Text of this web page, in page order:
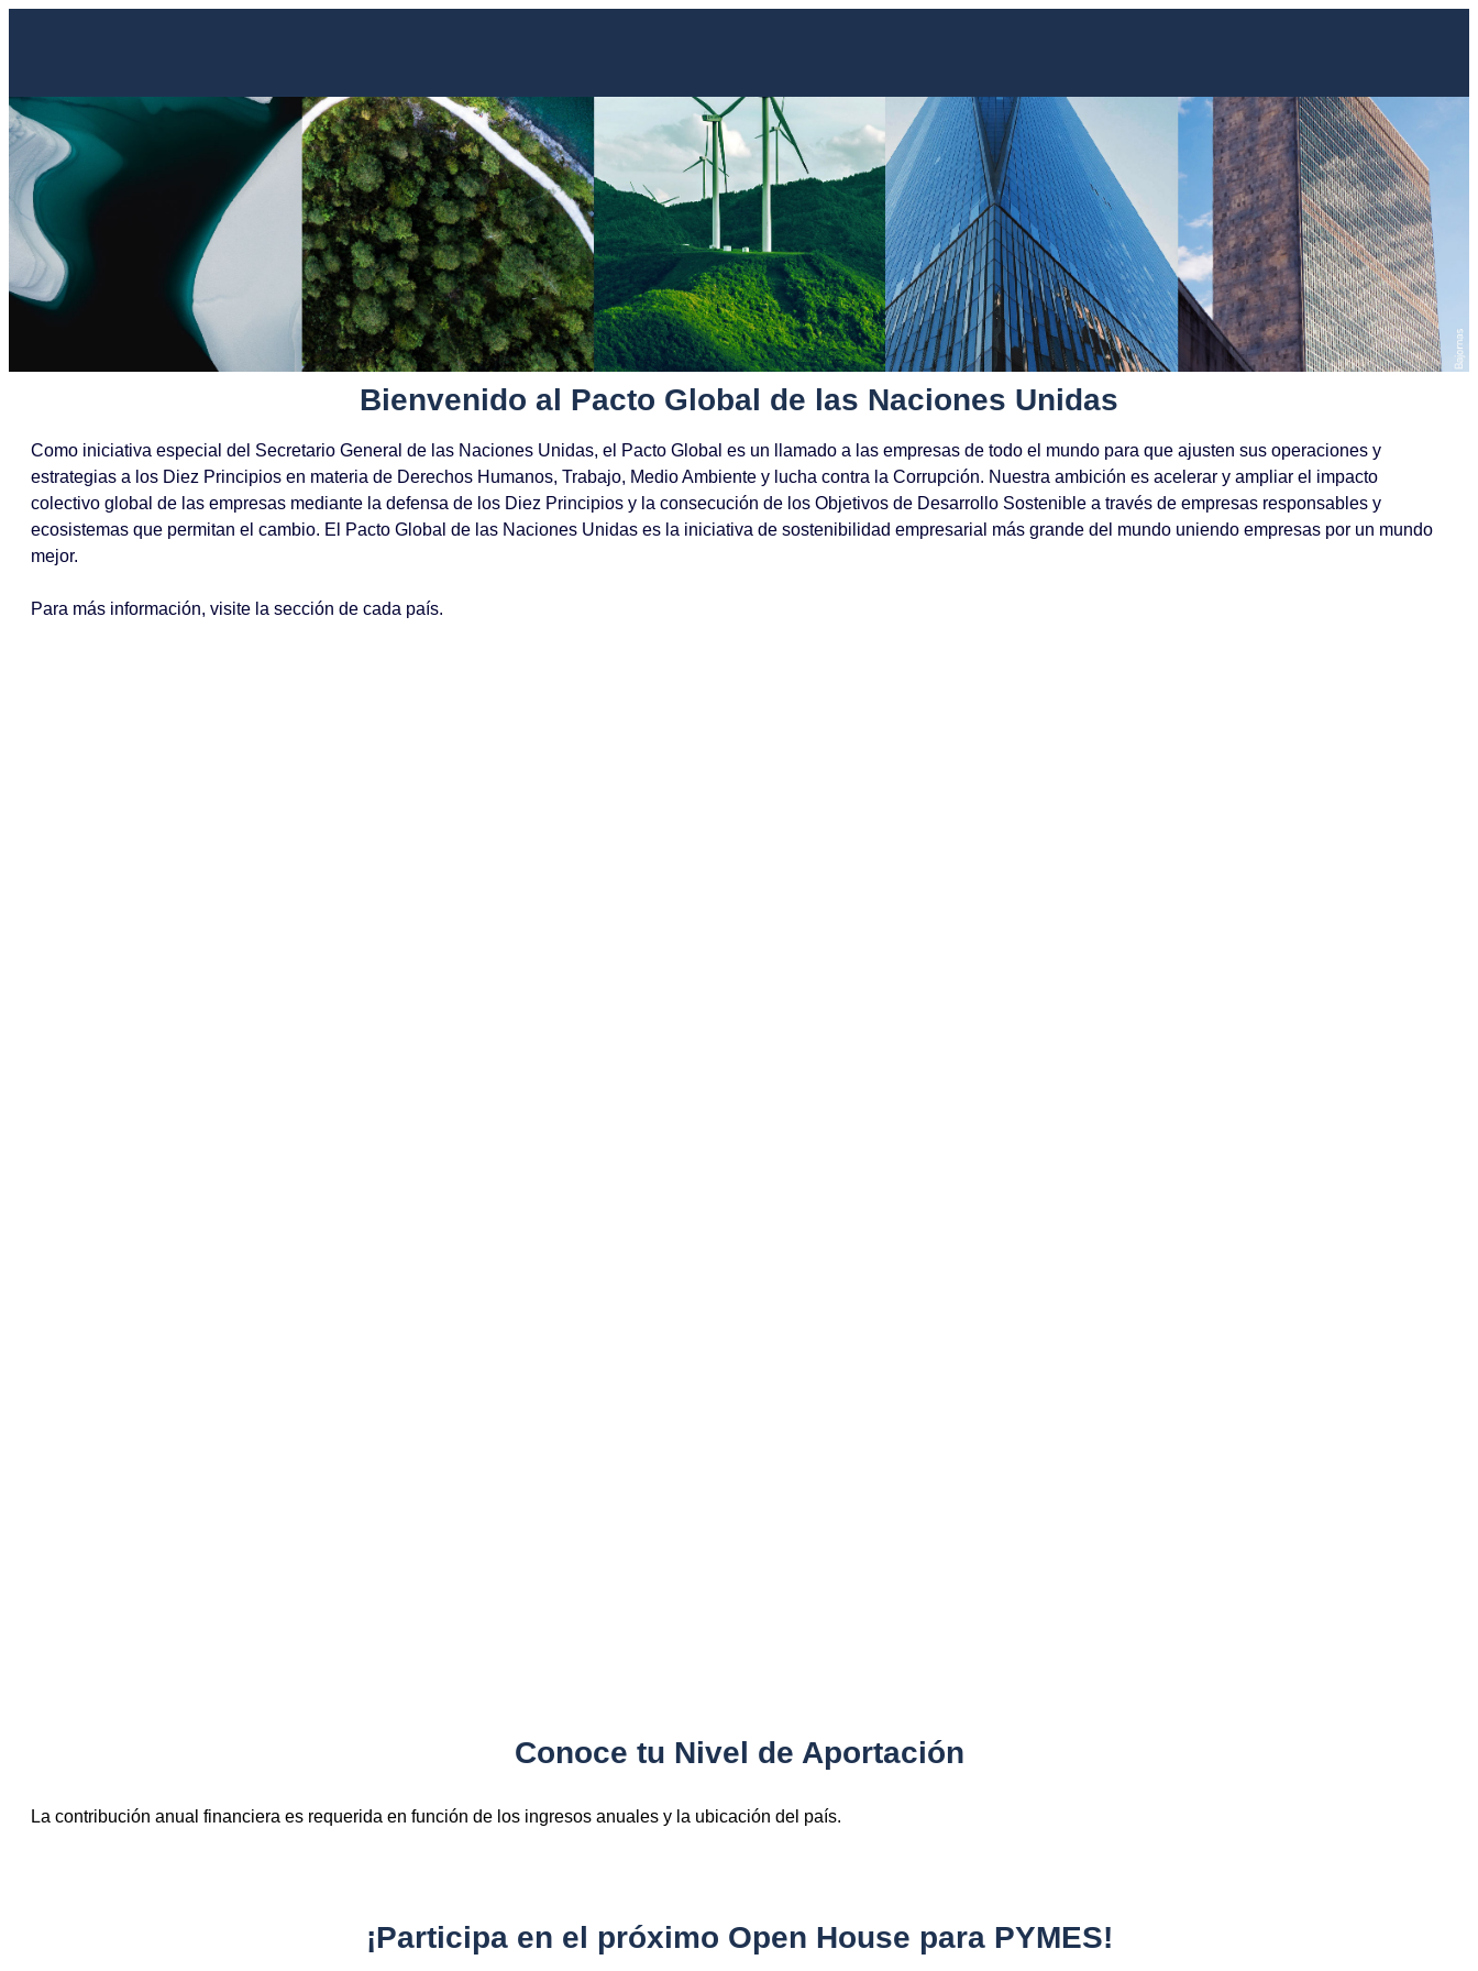
Bienvenido al Pacto Global de las Naciones Unidas
Como iniciativa especial del Secretario General de las Naciones Unidas, el Pacto Global es un llamado a las empresas de todo el mundo para que ajusten sus operaciones y
estrategias a los Diez Principios en materia de Derechos Humanos, Trabajo, Medio Ambiente y lucha contra la Corrupción. Nuestra ambición es acelerar y ampliar el impacto
colectivo global de las empresas mediante la defensa de los Diez Principios y la consecución de los Objetivos de Desarrollo Sostenible a través de empresas responsables y
ecosistemas que permitan el cambio. El Pacto Global de las Naciones Unidas es la iniciativa de sostenibilidad empresarial más grande del mundo uniendo empresas por un mundo
mejor.
Para más información, visite la sección de cada país.
Conoce tu Nivel de Aportación
La contribución anual financiera es requerida en función de los ingresos anuales y la ubicación del país.
¡Participa en el próximo Open House para PYMES!